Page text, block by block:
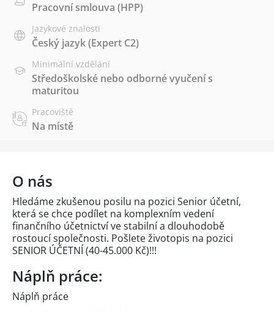
Pracovní smlouva (HPP)
Jazykové znalosti
Český jazyk(Expert C2)
Minimální vzdělání
Středoškolské nebo odborné vyučení s
maturitou
Pracoviště
Na místě
O nás
Hledáme zkušenou posilu na pozici Senior účetní,
která se chce podílet na komplexním vedení
finančního účetnictví ve stabilní a dlouhodobě
rostoucí společnosti. Pošlete životopis na pozici
SENIOR ÚČETNÍ (40-45.000 Kč)!!!
Náplň práce:
Náplň práce